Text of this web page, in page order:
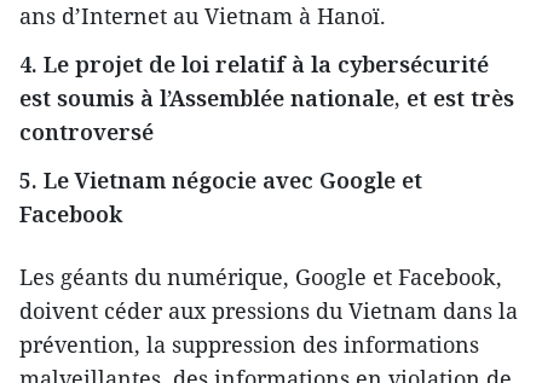
ans d’Internet au Vietnam à Hanoï.
4. Le projet de loi relatif à la cybersécurité
est soumis à l’Assemblée nationale, et est très
controversé
5. Le Vietnam négocie avec Google et
Facebook
Les géants du numérique, Google et Facebook,
doivent céder aux pressions du Vietnam dans la
prévention, la suppression des informations